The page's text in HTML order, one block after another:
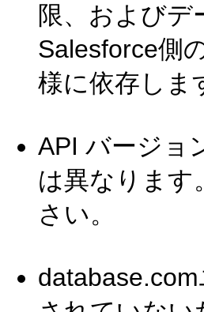
限、および
Salesforce側
様に依存しま
API バージョ
は異なります
さい。